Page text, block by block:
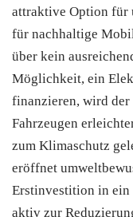
attraktive Option für
für nachhaltige
über kein
Möglichkeit, ein
finanzieren, wird
Fahrzeugen
zum Klimaschutz
eröffnet
Erstinvestition in ein
aktiv zur